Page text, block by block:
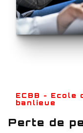
ECBB - Ecole de conduite Bordeaux
banlieue
perte de